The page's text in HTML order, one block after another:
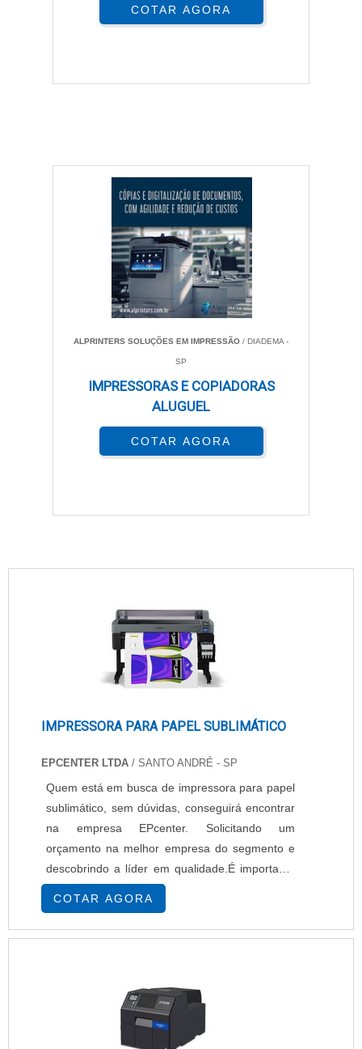
COTAR AGORA
ALPRINTERS SOLUÇÕES EM IMPRESSÃO / DIADEMA -
SP
IMPRESSORAS E COPIADORAS
ALUGUEL
COTAR AGORA
IMPRESSORA PARA PAPEL SUBLIMÁTICO
EPCENTER LTDA / SANTO ANDRÉ - SP
Quem está em busca de impressora para papel
sublimático, sem dúvidas, conseguirá encontrar
na empresa EPcenter. Solicitando um
orçamento na melhor empresa do segmento e
descobrindo a líder em qualidade.É importante
lembrar que o produto deve sempre ser
adquirido com empresas especializadas no
segmento. Esse tipo de cuidado ajuda a garantir
COTAR AGORA